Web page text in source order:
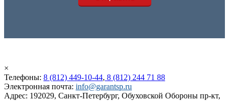
×
Телефоны: 8 (812) 449-10-44, 8 (812) 244 71 88
Электронная почта: info@garantsp.ru
Адрес: 192029, Санкт-Петербург, Обуховской Обороны пр-кт,